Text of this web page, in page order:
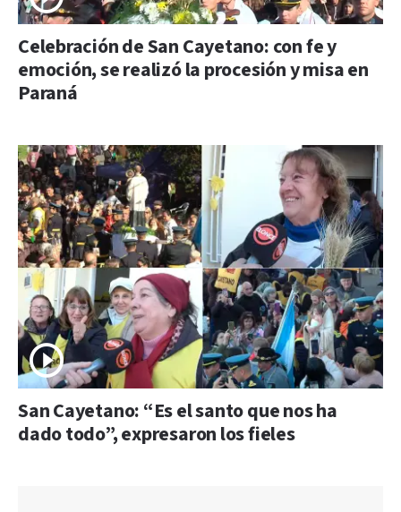
Celebración de San Cayetano: con fe y
emoción, se realizó la procesión y misa en
Paraná
San Cayetano: “Es el santo que nos ha
dado todo”, expresaron los fieles